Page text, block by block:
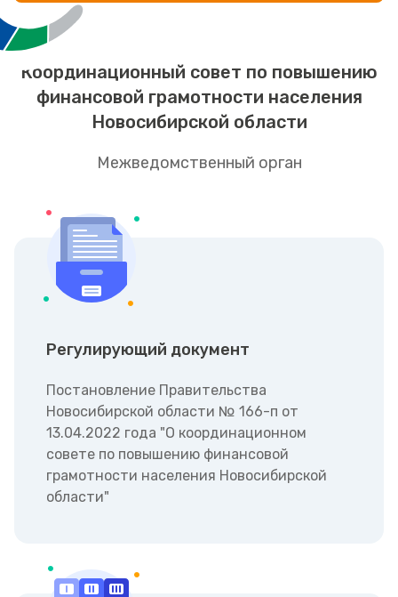
Координационный совет по повышению
финансовой грамотности населения
Новосибирской области
Межведомственный орган
Регулирующий документ
Постановление Правительства
Новосибирской области № 166-п от
13.04.2022 года "О координационном
совете по повышению финансовой
грамотности населения Новосибирской
области"